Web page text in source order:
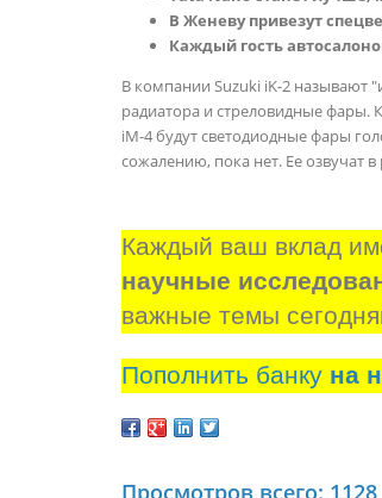
В Женеву привезут
Каждый гость
В компании Suzuki iK-2
радиатора и стреловидные фары.
iM-4 будут светодиодные фары
сожалению, пока нет. Ее озвучат
Каждый ваш вклад
научные
важные темы
Пополнить банку на